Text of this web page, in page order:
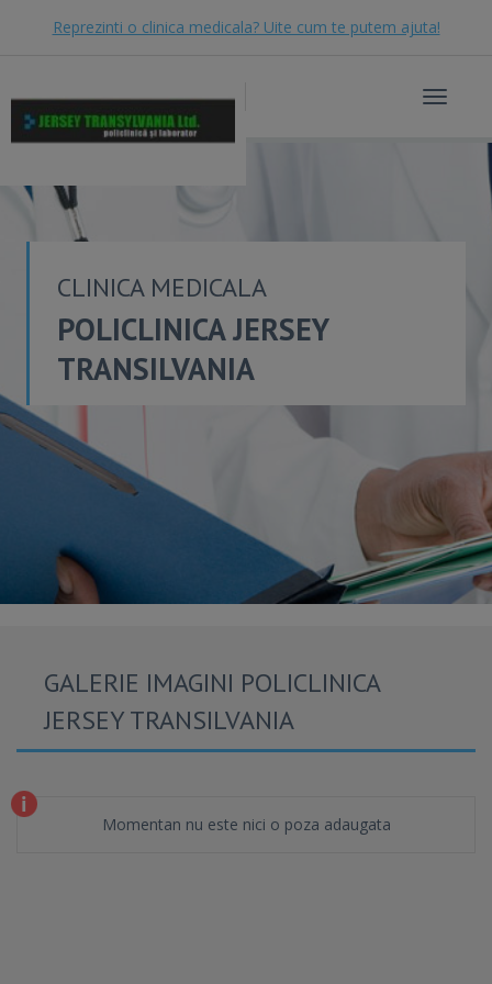
Reprezinti o clinica medicala? Uite cum te putem ajuta!
Toggle
CLINICA MEDICALA
POLICLINICA JERSEY
TRANSILVANIA
GALERIE IMAGINI POLICLINICA
JERSEY TRANSILVANIA
Momentan nu este nici o poza adaugata